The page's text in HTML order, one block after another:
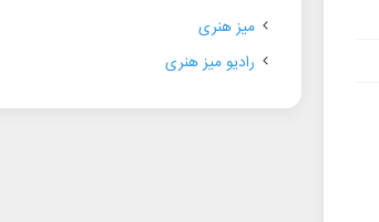
میز هنری
رادیو میز هنری